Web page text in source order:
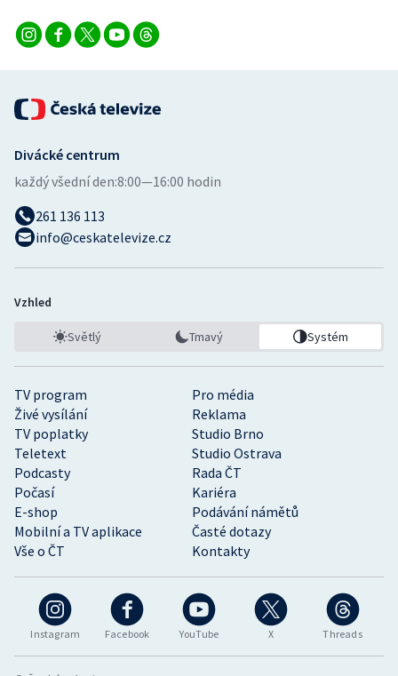
Instagram Facebook YouTube X Threads
TV program
Pro média
Živé vysílání
Reklama
TV poplatky
Studio Brno
Teletext
Studio Ostrava
Podcasty
Rada ČT
Počasí
Kariéra
E-shop
Podávání námětů
Mobilní a TV aplikace
Časté dotazy
Vše o ČT
Kontakty
Divácké centrum
každý všední den:8:00—16:00 hodin
261 136 113
info@ceskatelevize.cz
Vzhled
Světlý Tmavý Systém